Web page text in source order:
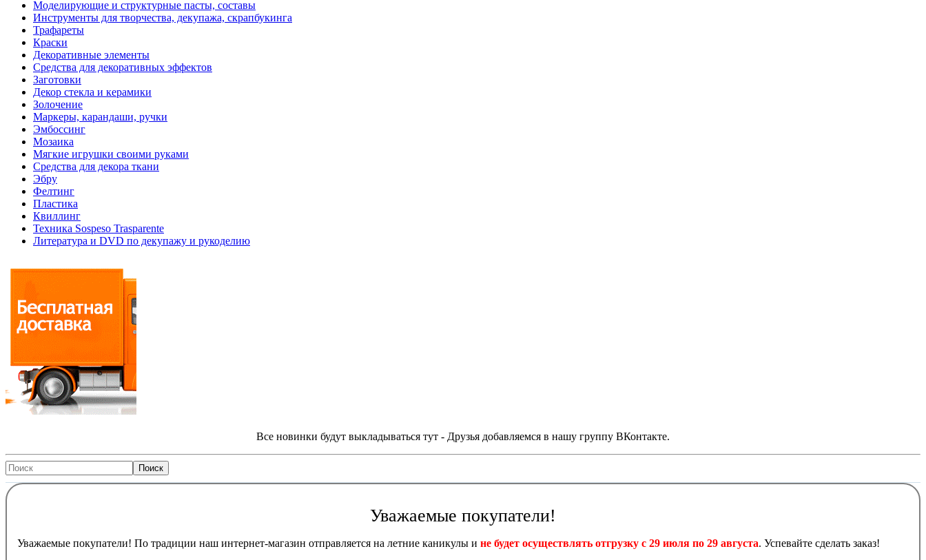
Моделирующие и структурные пасты, составы
Инструменты для творчества, декупажа, скрапбукинга
Трафареты
Краски
Декоративные элементы
Средства для декоративных эффектов
Заготовки
Декор стекла и керамики
Золочение
Маркеры, карандаши, ручки
Эмбоссинг
Мозаика
Мягкие игрушки своими руками
Средства для декора ткани
Эбру
Фелтинг
Пластика
Квиллинг
Техника Sospeso Trasparente
Литература и DVD по декупажу и рукоделию
Все новинки будут выкладываться тут - Друзья добавляемся в нашу группу ВКонтакте.
Уважаемые покупатели!
Уважаемые покупатели! По традиции наш интернет-магазин отправляется на летние каникулы и не будет осуществлять отгрузку с 29 июля по 29 августа. Успевайте сделать заказ!